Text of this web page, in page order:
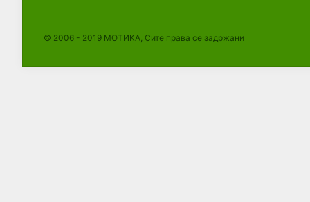
© 2006 - 2019 МОТИКА, Сите права се задржани